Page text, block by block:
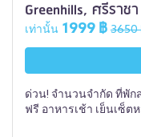
Greenhills, ศรีราชา
เท่านั้น 1999 ฿ 3650
ด่วน! จำนวนจำกัด ที่พั
ฟรี อาหารเช้า เย็นเซ็ต